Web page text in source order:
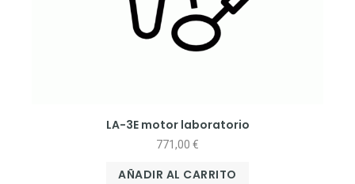
LA-3E motor laboratorio
771,00 €
AÑADIR AL CARRITO